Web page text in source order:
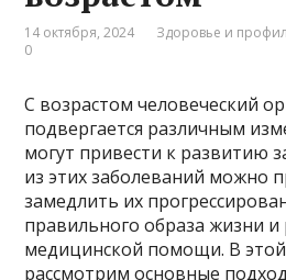
14 октября, 2024 Здоровье и
0
С возрастом человеческий
подвергается различным
могут привести к развитию
из этих заболеваний можно
замедлить их
правильного образа жизни и
медицинской помощи. В
рассмотрим основные